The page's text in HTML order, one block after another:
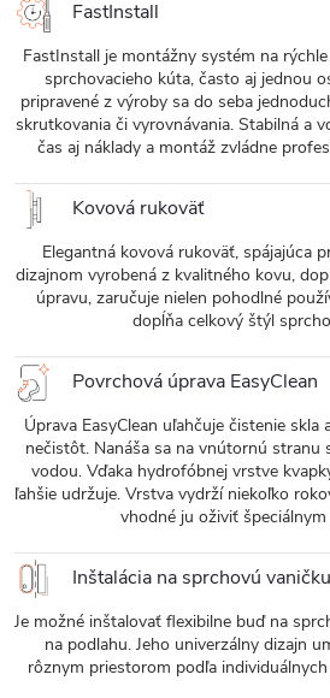
FastInstall
FastInstall je montážny systém na
sprchovacieho kúta, často aj jednou
pripravené z výroby sa do seba
skrutkovania či vyrovnávania. Stabilná a
čas aj náklady a montáž zvládne
Kovová rukoväť
Elegantná kovová rukoväť, spájajúca
dizajnom vyrobená z kvalitného kovu,
úpravu, zaručuje nielen pohodlné
dopĺňa celkový štýl
Povrchová úprava EasyClean
Úprava EasyClean uľahčuje čistenie skla
nečistôt. Nanáša sa na vnútornú stranu
vodou. Vďaka hydrofóbnej vrstve
ľahšie udržuje. Vrstva vydrží niekoľko
vhodné ju oživiť
Inštalácia na sprchovú
Je možné inštalovať flexibilne buď na
na podlahu. Jeho univerzálny dizajn
rôznym priestorom podľa